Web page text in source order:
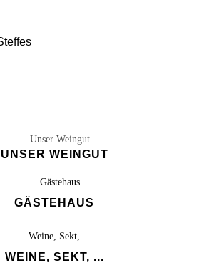
UNSER WEINGUT
GÄSTEHAUS
WEINE, SEKT, ...